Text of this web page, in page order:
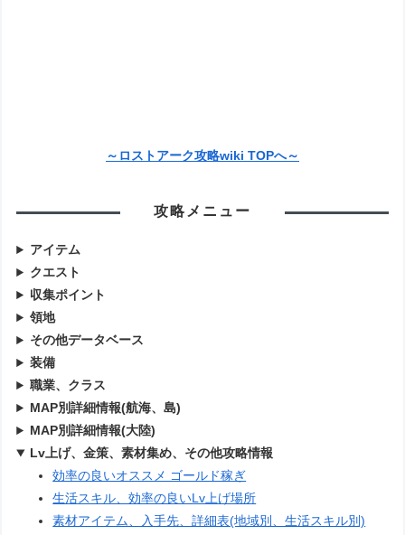
～ロストアーク攻略wiki TOPへ～
攻略メニュー
アイテム
クエスト
収集ポイント
領地
その他データベース
装備
職業、クラス
MAP別詳細情報(航海、島)
MAP別詳細情報(大陸)
Lv上げ、金策、素材集め、その他攻略情報
効率の良いオススメ ゴールド稼ぎ
生活スキル、効率の良いLv上げ場所
素材アイテム、入手先、詳細表(地域別、生活スキル別)